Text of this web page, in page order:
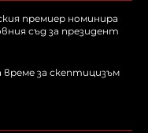
премиер номинира
съд за президент
време за скептицизъм